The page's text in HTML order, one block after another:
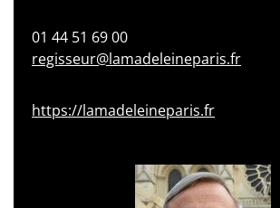
01 44 51 69 00
regisseur@lamadeleineparis.fr
https://lamadeleineparis.fr